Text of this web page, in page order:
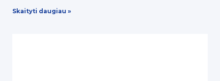
Skaityti daugiau »